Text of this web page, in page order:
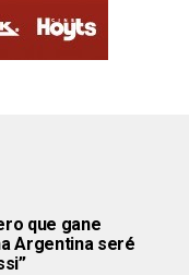
que gane
Argentina seré